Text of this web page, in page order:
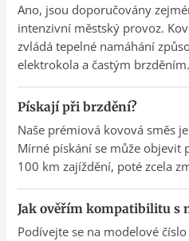
Ano, jsou doporučovány
intenzivní městský provoz.
zvládá tepelné namáhání
elektrokola a častým brzděním.
Pískají při brzdění?
Naše prémiová kovová směs
Mírné pískání se může objevit
100 km zajíždění, poté zcela
Jak ověřím kompatibilitu s
Podívejte se na modelové